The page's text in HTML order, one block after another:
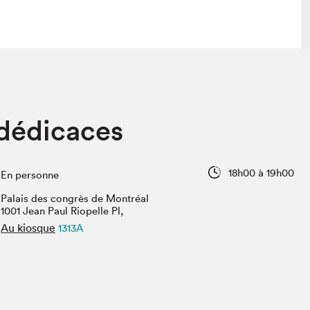
Vidéos et balados
En personne
18h00 à 19h00
Palais des congrès de Montréal
1001 Jean Paul Riopelle Pl,
Au kiosque 1313A